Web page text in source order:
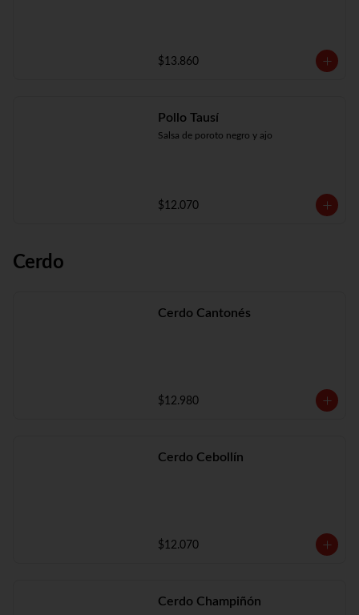
$13.860
Pollo Tausí
Salsa de poroto negro y ajo
$12.070
Cerdo
Cerdo Cantonés
$12.980
Cerdo Cebollín
$12.070
Cerdo Champiñón